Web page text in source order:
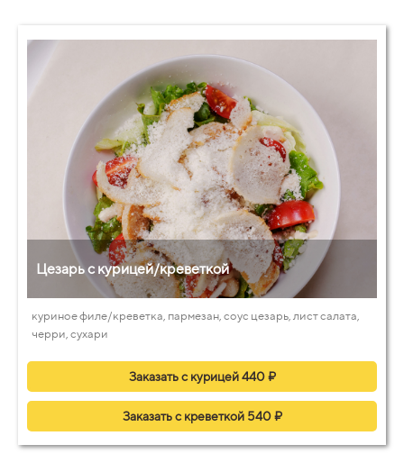
Цезарь с курицей/креветкой
куриное филе/креветка, пармезан, соус цезарь, лист салата,
черри, сухари
Заказать с курицей 440 ₽
Заказать с креветкой 540 ₽